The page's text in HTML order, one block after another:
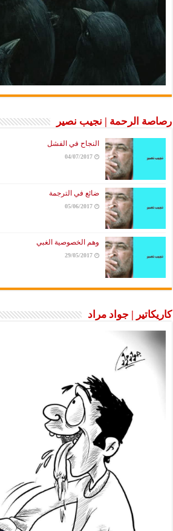
رصاصة الرحمة | نجيب نصير
النجاح في الفشل
04/07/2017
ضائع في الترجمة
05/06/2017
وهم الخصوصية الغبي
29/05/2017
كاريكاتير | جواد مراد